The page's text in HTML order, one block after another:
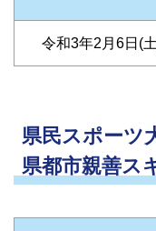
令和3年2月6日(
県民スポーツ
県都市親善ス